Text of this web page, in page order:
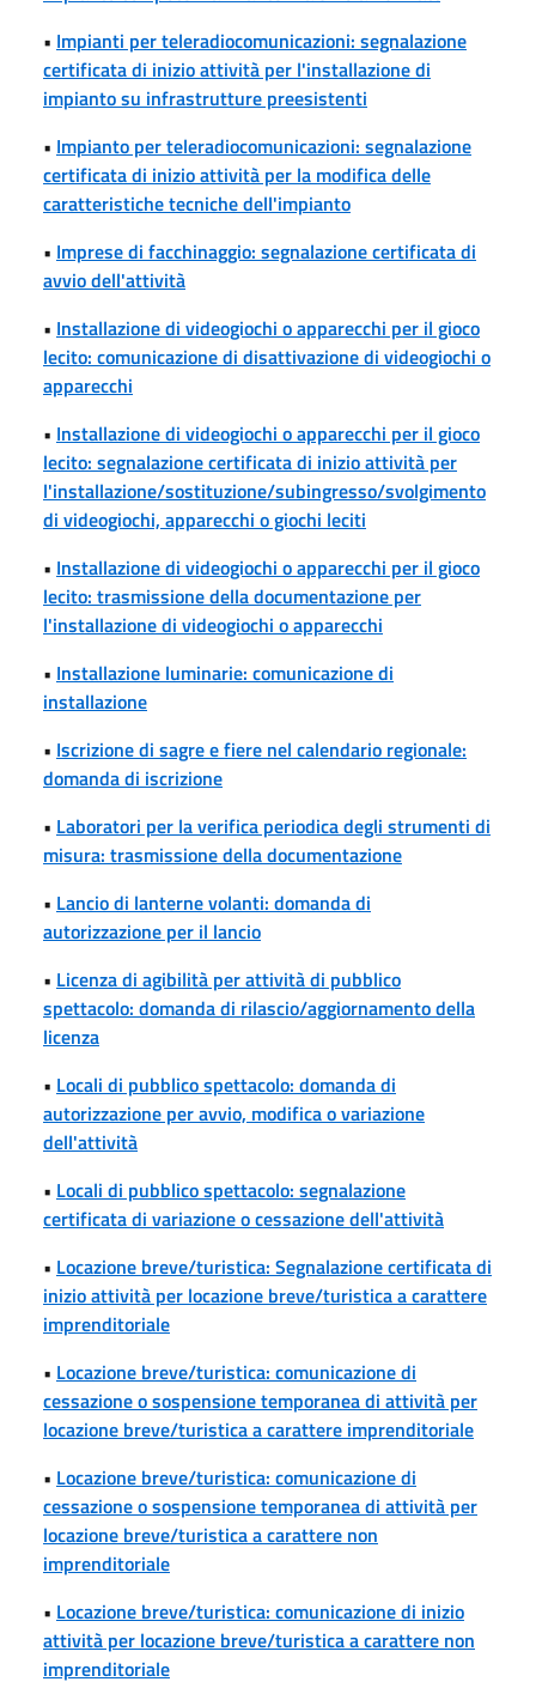
• Impianti per teleradiocomunicazioni: segnalazione
certificata di inizio attività per l'installazione di
impianto su infrastrutture preesistenti
• Impianto per teleradiocomunicazioni: segnalazione
certificata di inizio attività per la modifica delle
caratteristiche tecniche dell'impianto
• Imprese di facchinaggio: segnalazione certificata di
avvio dell'attività
• Installazione di videogiochi o apparecchi per il gioco
lecito: comunicazione di disattivazione di videogiochi o
apparecchi
• Installazione di videogiochi o apparecchi per il gioco
lecito: segnalazione certificata di inizio attività per
l'installazione/sostituzione/subingresso/svolgimento
di videogiochi, apparecchi o giochi leciti
• Installazione di videogiochi o apparecchi per il gioco
lecito: trasmissione della documentazione per
l'installazione di videogiochi o apparecchi
• Installazione luminarie: comunicazione di
installazione
• Iscrizione di sagre e fiere nel calendario regionale:
domanda di iscrizione
• Laboratori per la verifica periodica degli strumenti di
misura: trasmissione della documentazione
• Lancio di lanterne volanti: domanda di
autorizzazione per il lancio
• Licenza di agibilità per attività di pubblico
spettacolo: domanda di rilascio/aggiornamento della
licenza
• Locali di pubblico spettacolo: domanda di
autorizzazione per avvio, modifica o variazione
dell'attività
• Locali di pubblico spettacolo: segnalazione
certificata di variazione o cessazione dell'attività
• Locazione breve/turistica: Segnalazione certificata di
inizio attività per locazione breve/turistica a carattere
imprenditoriale
• Locazione breve/turistica: comunicazione di
cessazione o sospensione temporanea di attività per
locazione breve/turistica a carattere imprenditoriale
• Locazione breve/turistica: comunicazione di
cessazione o sospensione temporanea di attività per
locazione breve/turistica a carattere non
imprenditoriale
• Locazione breve/turistica: comunicazione di inizio
attività per locazione breve/turistica a carattere non
imprenditoriale